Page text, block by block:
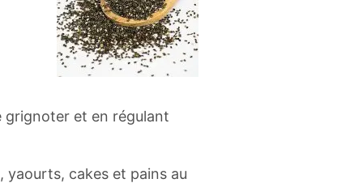
grignoter et en régulant
yaourts, cakes et pains au